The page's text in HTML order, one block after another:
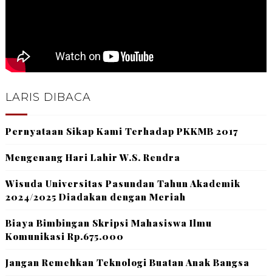
LARIS DIBACA
Pernyataan Sikap Kami Terhadap PKKMB 2017
Mengenang Hari Lahir W.S. Rendra
Wisuda Universitas Pasundan Tahun Akademik
2024/2025 Diadakan dengan Meriah
Biaya Bimbingan Skripsi Mahasiswa Ilmu
Komunikasi Rp.675.000
Jangan Remehkan Teknologi Buatan Anak Bangsa